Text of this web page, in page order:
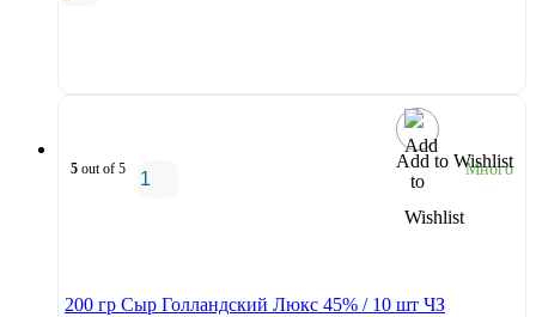
Add to Wishlist
5 out of 5 Много
200 гр Сыр Голландский Люкс 45% / 10 шт ЧЗ